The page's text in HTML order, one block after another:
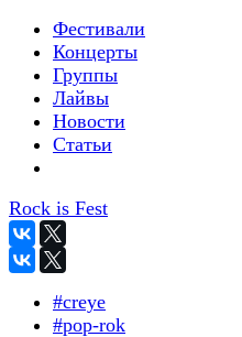
Фестивали
Концерты
Группы
Лайвы
Новости
Статьи
Rock is Fest
#creye
#pop-rok